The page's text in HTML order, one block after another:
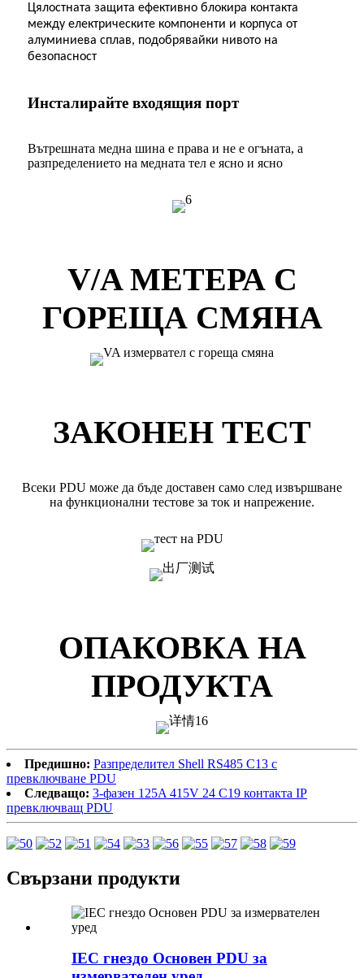
Цялостната защита ефективно блокира контакта
между електрическите компоненти и корпуса от
алуминиева сплав, подобрявайки нивото на
безопасност
Инсталирайте входящия порт
Вътрешната медна шина е права и не е огъната, а
разпределението на медната тел е ясно и ясно
V/A МЕТЕРА С
ГОРЕЩА СМЯНА
ЗАКОНЕН ТЕСТ
Всеки PDU може да бъде доставен само след извършване
на функционални тестове за ток и напрежение.
ОПАКОВКА НА
ПРОДУКТА
Предишно: Разпределител Shell RS485 C13 с
превключване PDU
Следващо: 3-фазен 125A 415V 24 C19 контакта IP
превключващ PDU
Свързани продукти
IEC гнездо Основен PDU за